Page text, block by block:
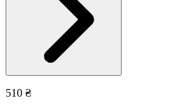
510 ₴